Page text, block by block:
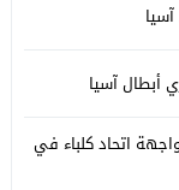
أبطال آسيا
اتحاد كلباء في